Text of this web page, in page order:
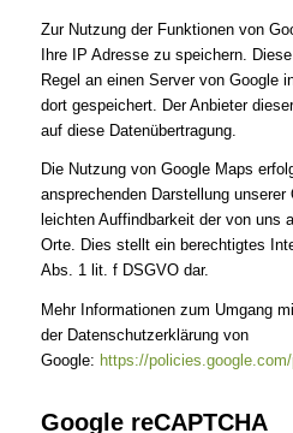
Zur Nutzung der Funktionen von
Ihre IP Adresse zu speichern.
Regel an einen Server von Google
dort gespeichert. Der Anbieter
auf diese Datenübertragung.
Die Nutzung von Google Maps
ansprechenden Darstellung
leichten Auffindbarkeit der von uns
Orte. Dies stellt ein berechtigtes
Abs. 1 lit. f DSGVO dar.
Mehr Informationen zum Umgang
der Datenschutzerklärung von
Google: https://
Google reCAPTCHA